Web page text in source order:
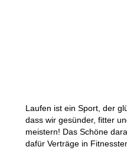
Laufen ist ein Sport, der
dass wir gesünder, fitter
meistern! Das Schöne
dafür Verträge in